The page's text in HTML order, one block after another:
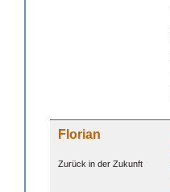
Florian
Zurück in der Zukunft